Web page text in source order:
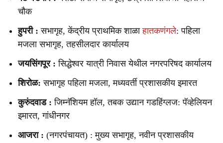
चौक
हुपरी : सभागृह, केंद्रीय प्राथमिक शाळाहातकणंगले: पहिला
मजला सभागृह, तहसीलदार कार्यालय
जयसिंगपूर : सिद्धेश्वर यात्री निवास येथील नगरपरिषद कार्यालय
शिरोळ: सभागृह पहिला मजला, मध्यवर्ती प्रशासकीय इमारत
कुरुंदवाड : जिम्नॅशियम हॉल, तबक उद्यान गडहिंग्लज: पॅव्हेलियन
इमारत, गांधीनगर
आजरा : (नगरपंचायत) : मुख्य सभागृह, नवीन प्रशासकीय